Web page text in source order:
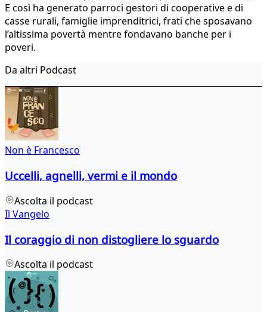
E così ha generato parroci gestori di cooperative e di
casse rurali, famiglie imprenditrici, frati che sposavano
l’altissima povertà mentre fondavano banche per i
poveri.
Da altri Podcast
Non è Francesco
Uccelli, agnelli, vermi e il mondo
Ascolta il podcast
Il Vangelo
Il coraggio di non distogliere lo sguardo
Ascolta il podcast